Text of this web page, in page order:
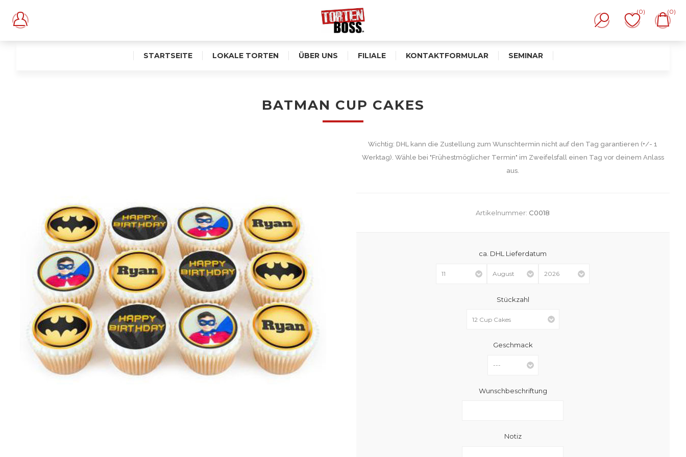
(0) (0)
STARTSEITE LOKALE TORTEN ÜBER UNS FILIALE KONTAKTFORMULAR SEMINAR
BATMAN CUP CAKES
Wichtig: DHL kann die Zustellung zum Wunschtermin nicht auf den Tag garantieren (+/- 1
Werktag). Wähle bei "Frühestmöglicher Termin" im Zweifelsfall einen Tag vor deinem Anlass
aus.
Artikelnummer: C0018
ca. DHL Lieferdatum
Stückzahl
Geschmack
Wunschbeschriftung
Notiz